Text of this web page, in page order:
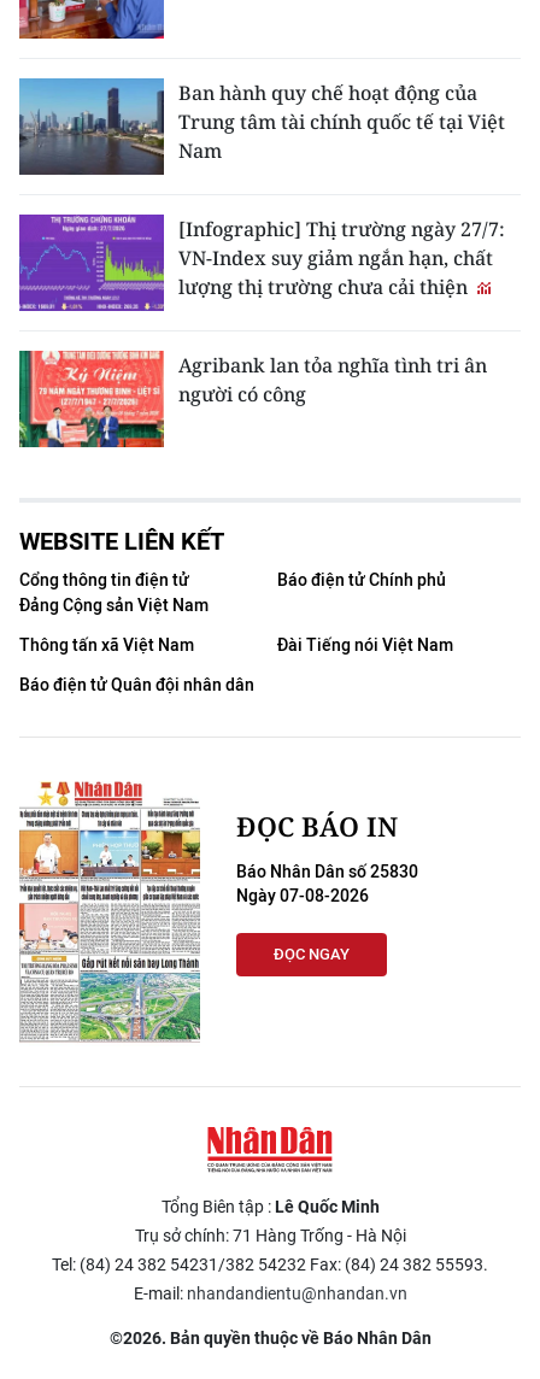
Ban hành quy chế hoạt động của
Trung tâm tài chính quốc tế tại Việt
Nam
[Infographic] Thị trường ngày 27/7:
VN-Index suy giảm ngắn hạn, chất
lượng thị trường chưa cải thiện
Agribank lan tỏa nghĩa tình tri ân
người có công
WEBSITE LIÊN KẾT
Cổng thông tin điện tử
Đảng Cộng sản Việt Nam
Báo điện tử Chính phủ
Thông tấn xã Việt Nam
Đài Tiếng nói Việt Nam
Báo điện tử Quân đội nhân dân
ĐỌC BÁO IN
Báo Nhân Dân số 25830
Ngày 07-08-2026
ĐỌC NGAY
Tổng Biên tập :Lê Quốc Minh
Trụ sở chính: 71 Hàng Trống - Hà Nội
Tel: (84) 24 382 54231/382 54232 Fax: (84) 24 382 55593.
E-mail: nhandandientu@nhandan.vn
©2026. Bản quyền thuộc về Báo Nhân Dân